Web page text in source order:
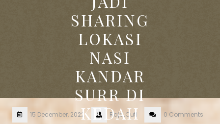
SHARING
LOKASI
NASI
KANDAR
SURR DI
KEDAH
15 December, 2022 Raja.Cuti 0 Comments